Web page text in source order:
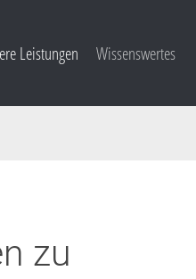
Leistungen Wissenswertes
zu